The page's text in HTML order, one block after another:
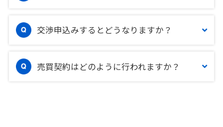
交渉申込みするとどうなりますか？
売買契約はどのように行われますか？